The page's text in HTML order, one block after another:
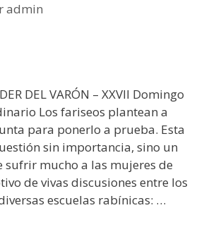
admin
DEL VARÓN – XXVII Domingo
Los fariseos plantean a
para ponerlo a prueba. Esta
sin importancia, sino un
sufrir mucho a las mujeres de
de vivas discusiones entre los
escuelas rabínicas: …